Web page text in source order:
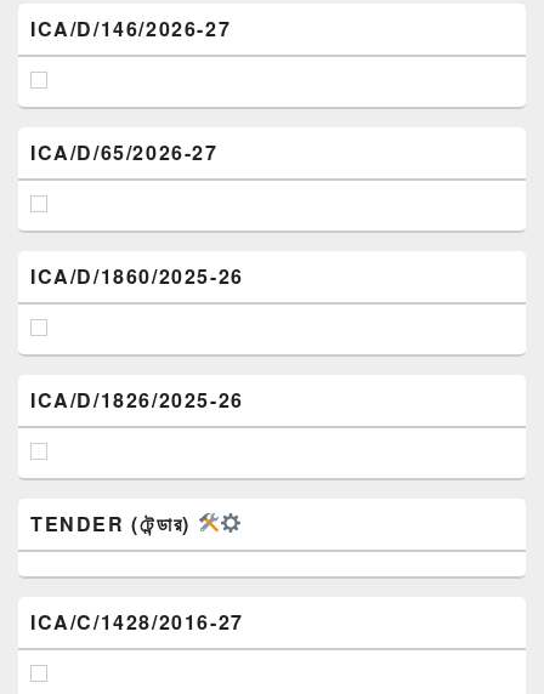
ICA/D/146/2026-27
ICA/D/65/2026-27
ICA/D/1860/2025-26
ICA/D/1826/2025-26
TENDER (টেন্ডার)
ICA/C/1428/2016-27